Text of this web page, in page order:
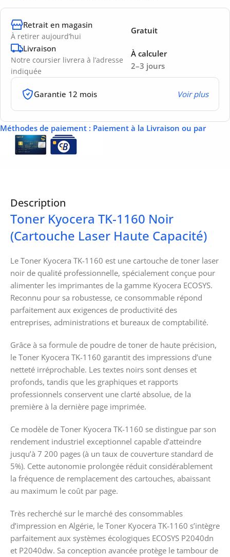
Retrait en magasin
À retirer aujourd’hui
Gratuit
Livraison
Notre coursier livrera à l’adresse
indiquée
2–3 jours
À calculer
Garantie 12 mois Voir plus
Méthodes de paiement : Paiement à la Livraison ou par
Description
Toner Kyocera TK-1160 Noir
(Cartouche Laser Haute Capacité)
Le Toner Kyocera TK-1160 est une cartouche de toner laser
noir de qualité professionnelle, spécialement conçue pour
alimenter les imprimantes de la gamme Kyocera ECOSYS.
Reconnu pour sa robustesse, ce consommable répond
parfaitement aux exigences de productivité des
entreprises, administrations et bureaux de comptabilité.
Grâce à sa formule de poudre de toner de haute précision,
le Toner Kyocera TK-1160 garantit des impressions d’une
netteté irréprochable. Les textes noirs sont denses et
profonds, tandis que les graphiques et rapports
professionnels conservent une clarté absolue, de la
première à la dernière page imprimée.
Ce modèle de Toner Kyocera TK-1160 se distingue par son
rendement industriel exceptionnel capable d’atteindre
jusqu’à 7 200 pages (à un taux de couverture standard de
5%). Cette autonomie prolongée réduit considérablement
la fréquence de remplacement des cartouches, abaissant
au maximum le coût par page.
Très recherché sur le marché des consommables
d’impression en Algérie, le Toner Kyocera TK-1160 s’intègre
parfaitement aux systèmes écologiques ECOSYS P2040dn
et P2040dw. Sa conception avancée protège le tambour de